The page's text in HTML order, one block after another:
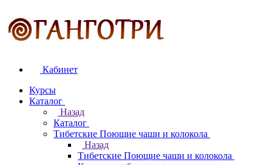
Кабинет
Курсы
Каталог
Назад
Каталог
Тибетские Поющие чаши и колокола
Назад
Тибетские Поющие чаши и колокола